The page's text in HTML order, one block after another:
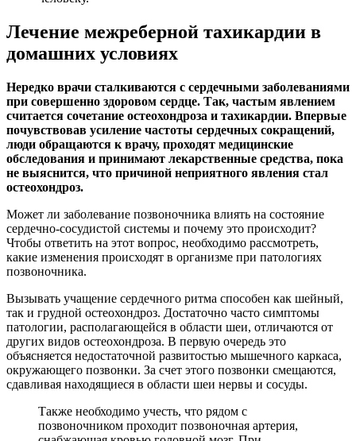
Лечение межреберной тахикардии в
домашних условиях
Нередко врачи сталкиваются с сердечными заболеваниями
при совершенно здоровом сердце. Так, частым явлением
считается сочетание остеохондроза и тахикардии. Впервые
почувствовав усиление частоты сердечных сокращений,
люди обращаются к врачу, проходят медицинские
обследования и принимают лекарственные средства, пока
не выяснится, что причиной неприятного явления стал
остеохондроз.
Может ли заболевание позвоночника влиять на состояние
сердечно-сосудистой системы и почему это происходит?
Чтобы ответить на этот вопрос, необходимо рассмотреть,
какие изменения происходят в организме при патологиях
позвоночника.
Вызывать учащение сердечного ритма способен как шейный,
так и грудной остеохондроз. Достаточно часто симптомы
патологии, располагающейся в области шеи, отличаются от
других видов остеохондроза. В первую очередь это
объясняется недостаточной развитостью мышечного каркаса,
окружающего позвонки. За счет этого позвонки смещаются,
сдавливая находящиеся в области шеи нервы и сосуды.
Также необходимо учесть, что рядом с
позвоночником проходит позвоночная артерия,